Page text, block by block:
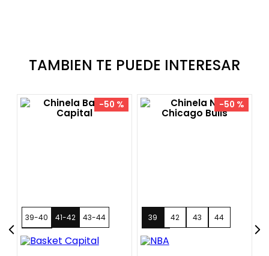
TAMBIEN TE PUEDE INTERESAR
39-40 41-42 43-44
45-46
39
40-41
42 43
44